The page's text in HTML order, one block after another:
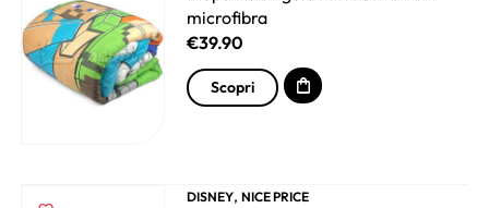
microfibra
€39.90
Scopri
DISNEY, NICE PRICE